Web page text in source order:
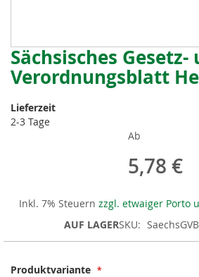
Sächsisches Gesetz-
Verordnungsblatt
Lieferzeit
2-3 Tage
Ab
5,78 €
Inkl. 7% Steuern zzgl. etwaiger Porto
AUF LAGERSKU
Produktvariante
Zum
Anfang
der
springen